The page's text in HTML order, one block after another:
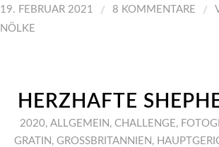
19. FEBRUAR 2021 / 8 KOMMENTARE /
NÖLKE
HERZHAFTE
2020, ALLGEMEIN , CHALLENGE,
GRATIN , GROSSBRITANNIEN ,